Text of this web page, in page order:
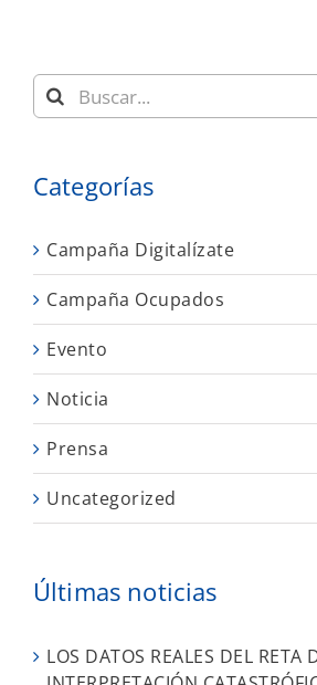
Buscar:
Categorías
Campaña Digitalízate
Campaña Ocupados
Evento
Noticia
Prensa
Uncategorized
Últimas noticias
LOS DATOS REALES DEL RETA